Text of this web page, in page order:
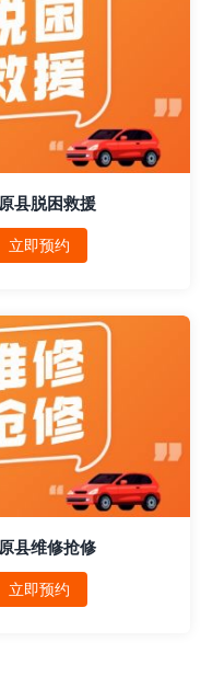
县脱困救援
立即预约
县维修抢修
立即预约